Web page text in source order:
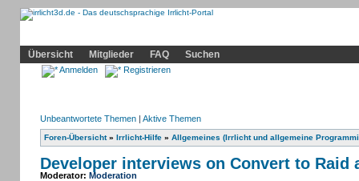
Übersicht
Mitglieder FAQ Suchen
Anmelden Registrieren
Unbeantwortete Themen| Aktive Themen
Foren-Übersicht» Irrlicht-Hilfe» Allgemeines (Irrlicht und allgemeine
Developer interviews on Convert to Raid
Moderator: Moderation